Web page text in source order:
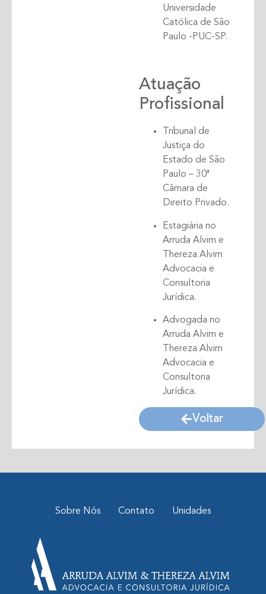
Universidade
Católica de São
Paulo -PUC-SP.
Atuação
Profissional
Tribunal de
Justiça do
Estado de São
Paulo – 30ª
Câmara de
Direito Privado.
Estagiária no
Arruda Alvim e
Thereza Alvim
Advocacia e
Consultoria
Jurídica.
Advogada no
Arruda Alvim e
Thereza Alvim
Advocacia e
Consultoria
Jurídica.
Voltar
Sobre Nós Contato Unidades